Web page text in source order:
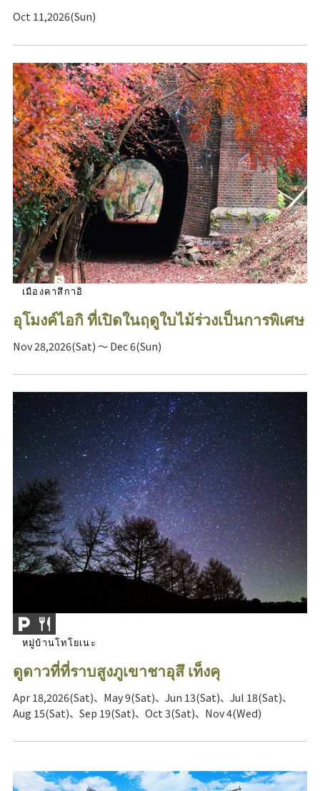
Oct 11,2026(Sun)
เมืองคาสึกาอิ
อุโมงค์ไอกิ ที่เปิดในฤดูใบไม้ร่วงเป็นการพิเศษ
Nov 28,2026(Sat) ～ Dec 6(Sun)
หมู่บ้านโทโยเนะ
ดูดาวที่ที่ราบสูงภูเขาชาอุสึ เท็งคุ
Apr 18,2026(Sat)、May 9(Sat)、Jun 13(Sat)、Jul 18(Sat)、
Aug 15(Sat)、Sep 19(Sat)、Oct 3(Sat)、Nov 4(Wed)